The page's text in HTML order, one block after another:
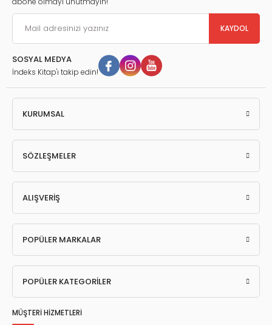
KAYDOL
SOSYAL MEDYA
İndeks Kitap'ı takip edin!
KURUMSAL
SÖZLEŞMELER
ALIŞVERİŞ
POPÜLER MARKALAR
POPÜLER KATEGORİLER
MÜŞTERİ HİZMETLERİ